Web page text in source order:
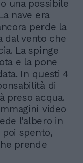
una possibile
nave era
perde la
dal vento che
La spinge
e la pone
In questi 4
di
preso acqua.
video
l’albero in
spento,
prende